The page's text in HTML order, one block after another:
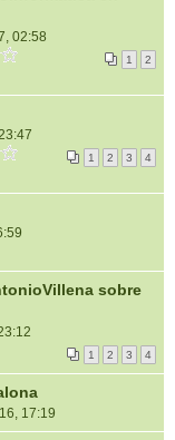
02:58
1 2
1 2 3 4
sobre
1 2 3 4
17:19